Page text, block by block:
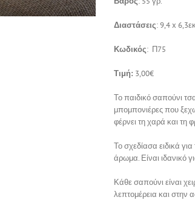
Διαστάσεις: 9,4 x
Κωδικός: Π75
Τιμή: 3,00€
Το παιδικό σαπούνι
μπομπονιέρες που
φέρνει τη χαρά και τη
Το σχεδίασα ειδικά
άρωμα. Είναι ιδανικό
Κάθε σαπούνι είναι
λεπτομέρεια και